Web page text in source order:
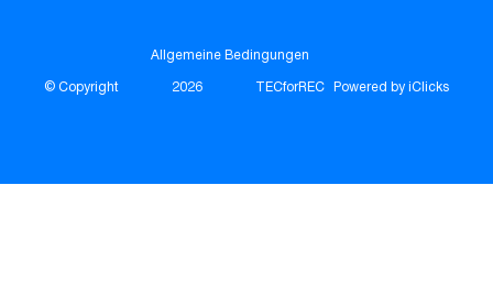
© Copyright 2026 TECforREC Powered by iClicks
Allgemeine Bedingungen